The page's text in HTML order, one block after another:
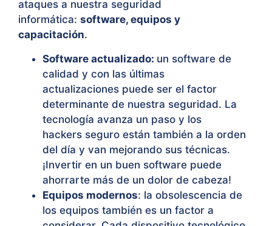
ataques a nuestra seguridad
informática: software, equipos y
capacitación.
Software actualizado: un software de
calidad y con las últimas
actualizaciones puede ser el factor
determinante de nuestra seguridad. La
tecnología avanza un paso y los
hackers seguro están también a la orden
del día y van mejorando sus técnicas.
¡Invertir en un buen software puede
ahorrarte más de un dolor de cabeza!
Equipos modernos: la obsolescencia de
los equipos también es un factor a